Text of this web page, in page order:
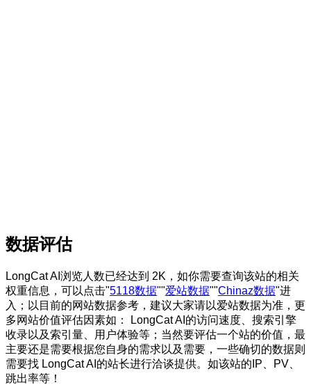
数据评估
LongCat AI浏览人数已经达到 2K，如你需要查询该站的相关
权重信息，可以点击"5118数据""爱站数据""Chinaz数据"进
入；以目前的网站数据参考，建议大家请以爱站数据为准，更
多网站价值评估因素如： LongCat AI的访问速度、搜索引擎
收录以及索引量、用户体验等；当然要评估一个站的价值，最
主要还是需要根据您自身的需求以及需要，一些确切的数据则
需要找 LongCat AI的站长进行洽谈提供。如该站的IP、PV、
跳出率等！